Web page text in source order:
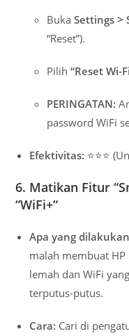
BukaSettings >
“Reset”).
Pilih“Reset Wi-
PERINGATAN:
password WiFi
Efektivitas: ⭐⭐⭐
6. Matikan Fitur
“WiFi+“
Apa yang
malah membuat
lemah dan WiFi
terputus-putus.
Cara: Cari di